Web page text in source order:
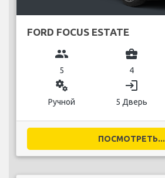
FORD FOCUS ESTATE
group
5
business_center
4
miscellaneous_services
Ручной
login
5 Дверь
ПОСМОТРЕТЬ...